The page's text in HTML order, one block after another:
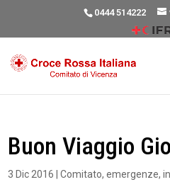
0444 514222
Buon Viaggio
3 Dic 2016 |Comitato,emergenze,